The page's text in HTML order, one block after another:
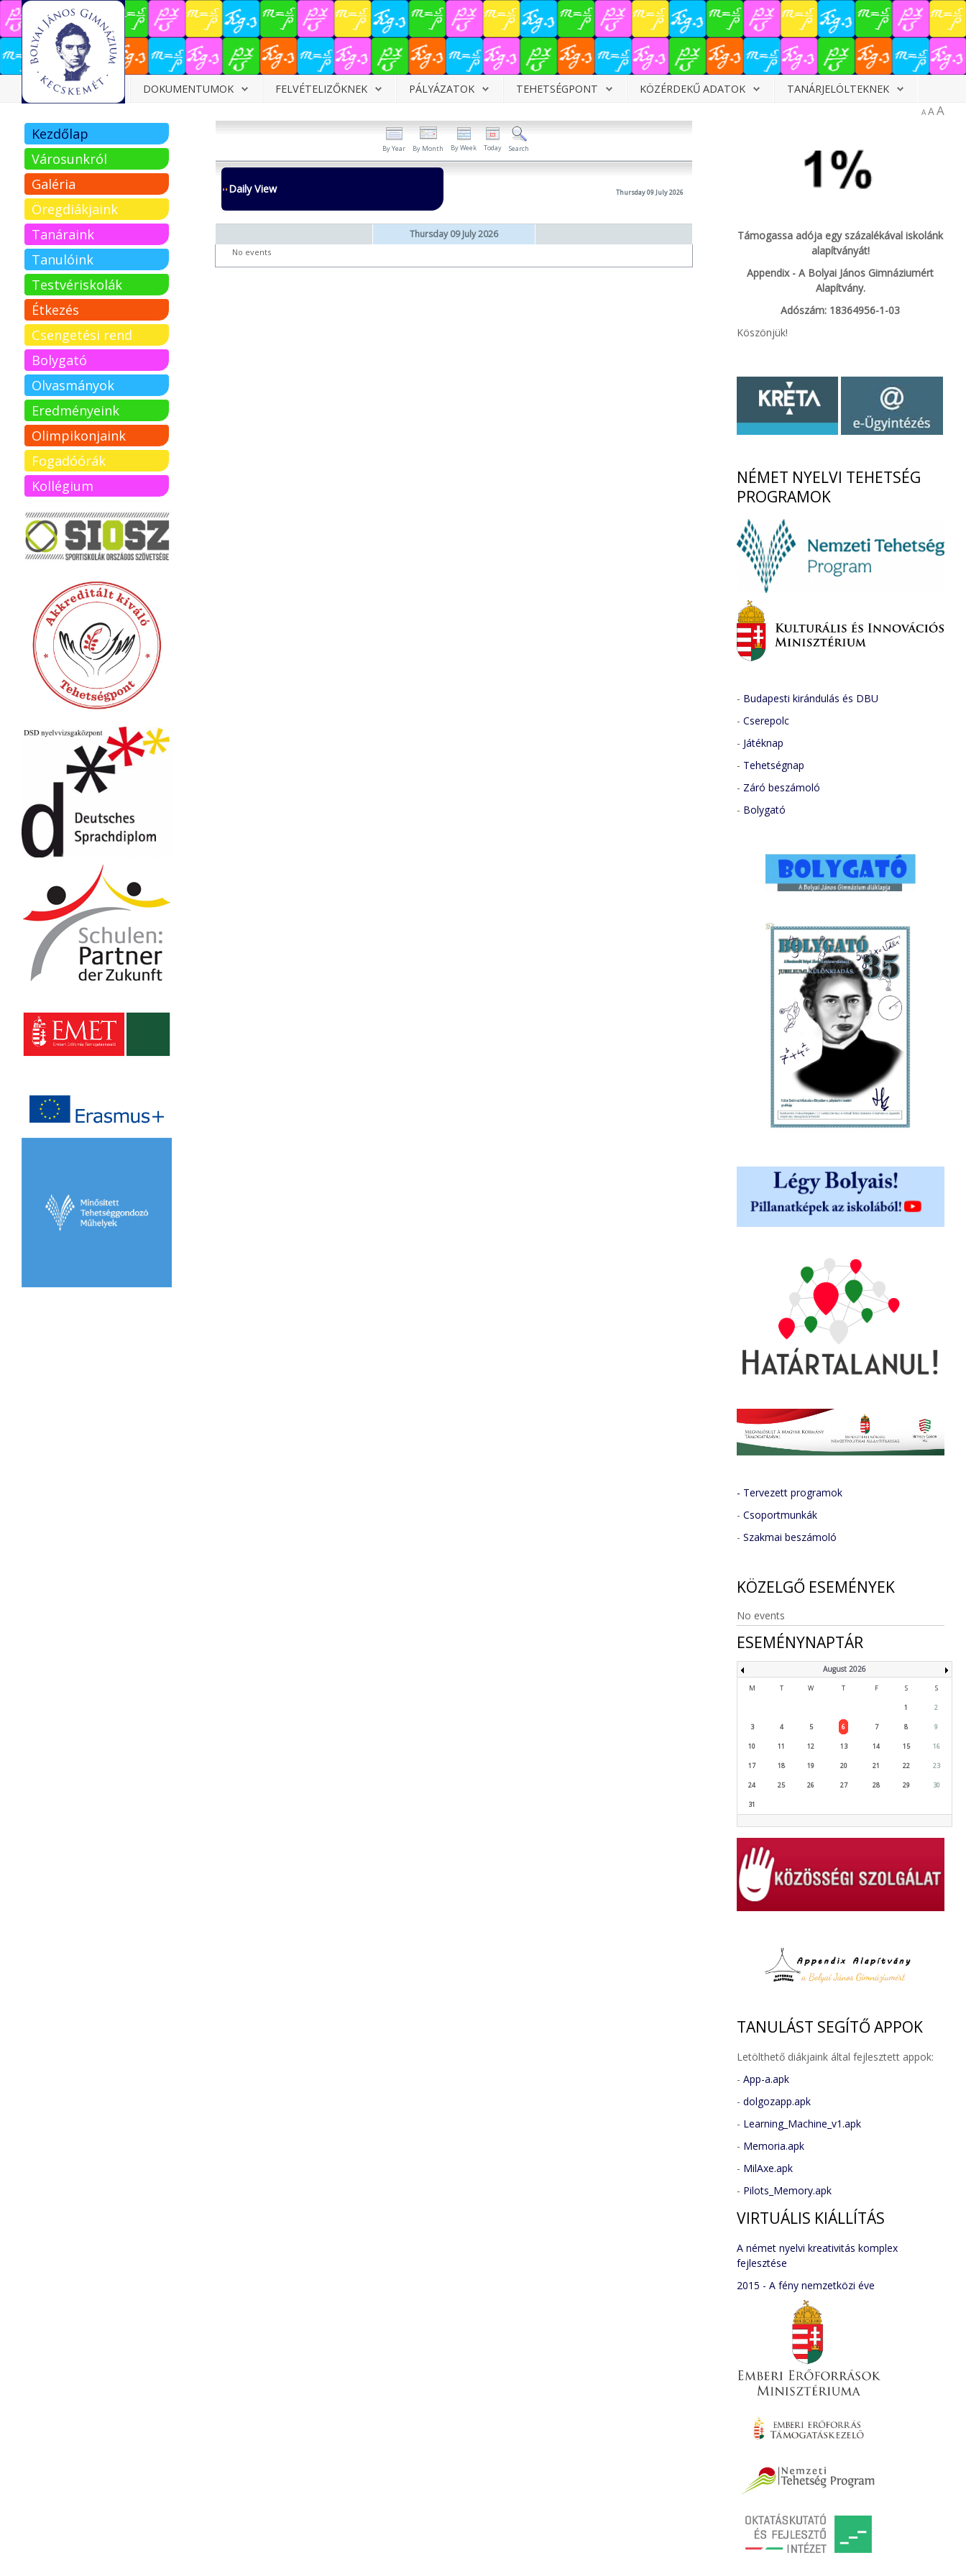
Dokumentumok
Felvételizőknek
Pályázatok
Tehetségpont
Közérdekű
adatok
Tanárjelölteknek
DOKUMENTUMOK FELVÉTELIZŐKNEK PÁLYÁZATOK TEHETSÉGPONT KÖZÉRDEKŰ ADATOK TANÁRJELÖLTEKNEK
A AA
By Year By Month By Week Today Search
Daily View Thursday 09 July 2026
Thursday 09 July 2026
No events
Kezdőlap
Városunkról
Galéria
Öregdiákjaink
Tanáraink
Tanulóink
Testvériskolák
Étkezés
Csengetési rend
Bolygató
Olvasmányok
Eredményeink
Olimpikonjaink
Fogadóórák
Kollégium
Támogassa adója egy százalékával iskolánk
alapítványát!
Appendix - A Bolyai János Gimnáziumért
Alapítvány.
Adószám: 18364956-1-03
Köszönjük!
NÉMET NYELVI TEHETSÉG
PROGRAMOK
- Budapesti kirándulás és DBU
- Cserepolc
- Játéknap
- Tehetségnap
- Záró beszámoló
- Bolygató
- Tervezett programok
- Csoportmunkák
- Szakmai beszámoló
KÖZELGŐ ESEMÉNYEK
No events
ESEMÉNYNAPTÁR
August 2026
M T W T F S S
1 2
3 4 5 6 7 8 9
10 11 12 13 14 15 16
17 18 19 20 21 22 23
24 25 26 27 28 29 30
31
TANULÁST SEGÍTŐ APPOK
Letölthető diákjaink által fejlesztett appok:
- App-a.apk
- dolgozapp.apk
- Learning_Machine_v1.apk
- Memoria.apk
- MilAxe.apk
- Pilots_Memory.apk
VIRTUÁLIS KIÁLLÍTÁS
A német nyelvi kreativitás komplex
fejlesztése
2015 - A fény nemzetközi éve